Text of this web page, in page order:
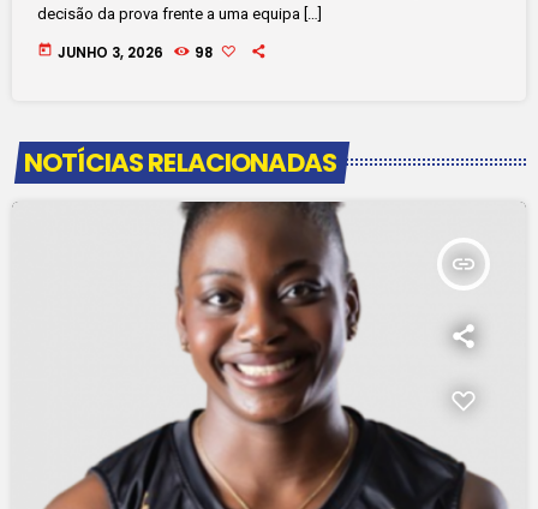
decisão da prova frente a uma equipa […]
today JUNHO 3, 2026 98
NOTÍCIAS RELACIONADAS
insert_link